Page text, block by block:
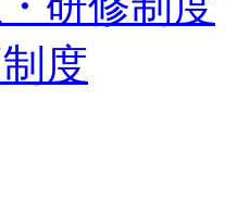
度